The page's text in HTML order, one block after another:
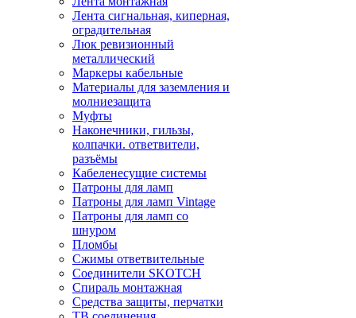
Лента сигнальная, киперная,
оградительная
Люк ревизионный
металлический
Маркеры кабельные
Материалы для заземления и
молниезащита
Муфты
Наконечники, гильзы,
колпачки. ответвители,
разъёмы
Кабеленесущие системы
Патроны для ламп
Патроны для ламп Vintage
Патроны для ламп со
шнуром
Пломбы
Сжимы ответвительные
Соединители SKOTCH
Спираль монтажная
Средства защиты, перчатки